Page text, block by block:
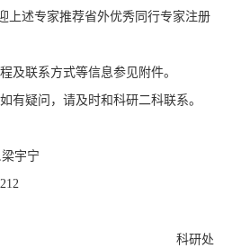
上述专家推荐省外优秀同行专家注册
及联系方式等信息参见附件。
有疑问，请及时和科研二科联系。
,梁宇宁
科研处